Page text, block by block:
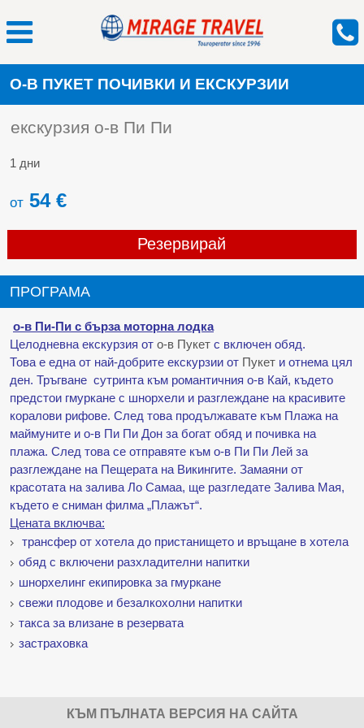
О-В ПУКЕТ ПОЧИВКИ И ЕКСКУРЗИИ
екскурзия о-в Пи Пи
1 дни
от 54 €
Резервирай
ПРОГРАМА
о-в Пи-Пи с бърза моторна лодка
Целодневна екскурзия от о-в Пукет с включен обяд.
Това е една от най-добрите екскурзии от Пукет и отнема цял
ден. Тръгване сутринта към романтичния о-в Кай, където
предстои гмуркане с шнорхели и разглеждане на красивите
коралови рифове. След това продължавате към Плажа на
маймуните и о-в Пи Пи Дон за богат обяд и почивка на
плажа. След това се отправяте към о-в Пи Пи Лей за
разглеждане на Пещерата на Викингите. Замаяни от
красотата на залива Ло Самаа, ще разгледате Залива Мая,
където е сниман филма „Плажът“.
Цената включва:
трансфер от хотела до пристанището и връщане в хотела
обяд с включени разхладителни напитки
шнорхелинг екипировка за гмуркане
свежи плодове и безалкохолни напитки
такса за влизане в резервата
застраховка
КЪМ ПЪЛНАТА ВЕРСИЯ НА САЙТА